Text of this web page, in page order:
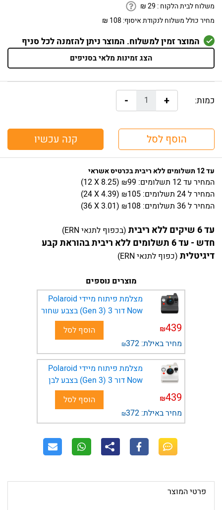
משלוח לבית הלקוח :
₪29
מחיר כולל משלוח לנקודת איסוף: 108 ₪
המוצר זמין למשלוח. המוצר ניתן להזמנה לכל סניף
הצג זמינות מלאי בסניפים
כמות: +
-
הוסף לסל קנה עכשיו
עד 12 תשלומים ללא ריבית בכרטיס אשראי
המחיר עד 12 תשלומים: ₪99
(12 X 8.25)
המחירל 24 תשלומים: ₪105
(24 X4.39)
המחירל 36 תשלומים: ₪108
(36 X3.01)
עד 6 שיקים ללא ריבית (בכפוף לתנאי ERN)
חדש - עד 6 תשלומים ללא ריבית בהוראת קבע
דיגיטלית (כפוף לתנאי ERN)
מוצרים נוספים
מצלמת פיתוח מיידי Polaroid
Now דור 3 (Gen 3) בצבע שחור
439
₪
מחיר באילת: 372
₪
הוסף לסל
מצלמת פיתוח מיידי Polaroid
Now דור 3 (Gen 3) בצבע לבן
439
₪
מחיר באילת: 372
₪
הוסף לסל
פרטי המוצר